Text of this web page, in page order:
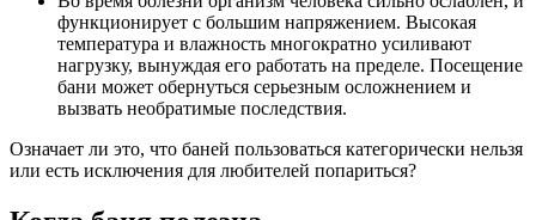
функционирует с большим напряжением. Высокая
температура и влажность многократно усиливают
нагрузку, вынуждая его работать на пределе. Посещение
бани может обернуться серьезным осложнением и
вызвать необратимые последствия.
Означает ли это, что баней пользоваться категорически нельзя
или есть исключения для любителей попариться?